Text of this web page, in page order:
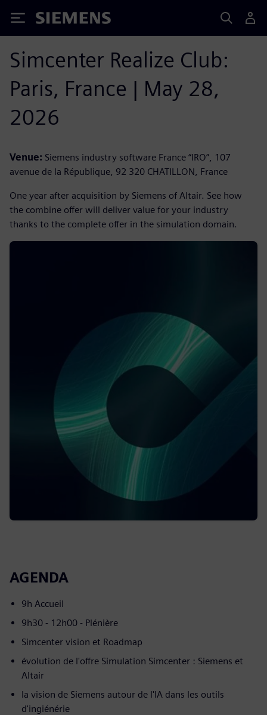
Siemens
Simcenter Realize Club:
Paris, France | May 28,
2026
Venue: Siemens industry software France “IRO”, 107
avenue de la République, 92 320 CHATILLON, France
One year after acquisition by Siemens of Altair. See how
the combine offer will deliver value for your industry
thanks to the complete offer in the simulation domain.
AGENDA
9h Accueil
9h30 - 12h00 - Plénière
Simcenter vision et Roadmap
évolution de l'offre Simulation Simcenter : Siemens et
Altair
la vision de Siemens autour de l'IA dans les outils
d'ingiénérie